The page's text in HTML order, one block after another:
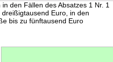
den Fällen des Absatzes 1 Nr. 1
Euro, in den
bis zu fünftausend Euro